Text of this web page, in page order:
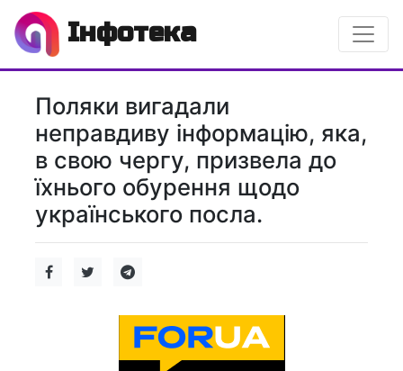
Інфотека
Поляки вигадали
неправдиву інформацію, яка,
в свою чергу, призвела до
їхнього обурення щодо
українського посла.